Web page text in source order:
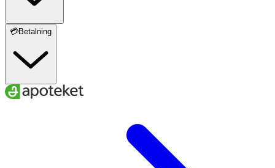
Ingredienser:
ABS, Silicone, Zinc Alloy
💳Betalning